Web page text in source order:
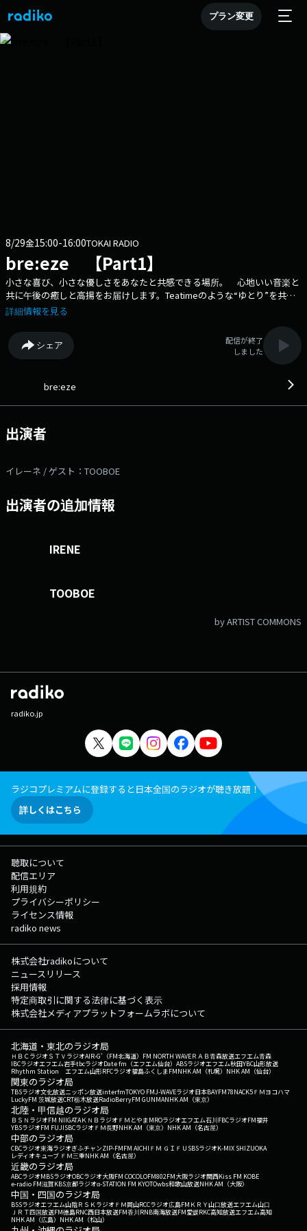
プラン変更
8/29金15:00-16:00TOKAI RADIO
bre:eze 【Part1】
小さな喜び、小さな優しさをあなたと共感できる場所。 心地いい音楽と
共に午後の癒しと高揚をお届けします。Teatimeのような“ゆとり”を共有
しながら、あなたと喜びを共感し、ネガティブな気持ちをを少しだけ軽減
送りします。 □15:00～ ◆NEWS ◆TRAFFIC INFORMATION
◆MACHI navi □16:00～ ◆NEWS ◆TRAFFIC INFORMATION ◆HOT
DISK selected by diskunion ◆セーフティメッセージ ◆daishi asai
twitter） アカウントは「@breeze_929」 TOKAI RADIOの共通ハッシュ
詳細情報を見る
シェア
配信が終了
しました
bre:eze
出演者
イレーネ / ゲスト：TOOBOE
出演者の追加情報
IRENE
TOOBOE
by ARTIST COMMONS
radiko.jp
ラジコプレミアムに登録すると日本全国のラジオが聴き放題！
詳しくはこちら
聴取について
配信エリア
利用規約
プライバシーポリシー
ライセンス情報
radiko news
株式会社radikoについて
ニュースリリース
採用情報
特定商取引に関する法律に基づく表示
株式会社メディアプラットフォームラボについて
北海道・東北のラジオ局
ＨＢＣラジオＳＴＶラジオAIR-G'（FM北海道） FM NORTH WAVEＲＡＢ青森放送エフエム青森
IBCラジオエフエム岩手tbcラジオDate fm（エフエム仙台） ABSラジオエフエム秋田YBC山形放送
Rhythm Station エフエム山形RFCラジオ福島ふくしまFMNHK AM（札幌） NHK AM（仙台）
関東のラジオ局
TBSラジオ文化放送ニッポン放送interfmTOKYO FMJ-WAVEラジオ日本BAYFM78NACK5ＦＭヨコハマ
LuckyFM 茨城放送CRT栃木放送RadioBerryFM GUNMANHK AM（東京）
北陸・甲信越のラジオ局
ＢＳＮラジオFM NIIGATAＫＮＢラジオＦＭとやまMROラジオエフエム石川FBCラジオFM福井
YBSラジオFM FUJISBCラジオＦＭ長野NHK AM（東京） NHK AM（名古屋）
中部のラジオ局
CBCラジオ東海ラジオぎふチャンZIP-FMFM AICHI ＦＭ ＧＩＦＵ SBSラジオK-MIX SHIZUOKA
レディオキューブ ＦＭ三重NHK AM（名古屋）
近畿のラジオ局
ABCラジオMBSラジオOBCラジオ大阪FM COCOLOFM802FM大阪ラジオ関西Kiss FM KOBE
e-radio FM滋賀KBS京都ラジオα-STATION FM KYOTOwbs和歌山放送NHK AM（大阪）
中国・四国のラジオ局
BSSラジオエフエム山陰ＲＳＫラジオＦＭ岡山RCCラジオ広島FM ＫＲＹ山口放送エフエム山口
ＪＲＴ四国放送FM徳島RNC西日本放送FM香川RNB南海放送FM愛媛RKC高知放送エフエム高知
NHK AM（広島） NHK AM（松山）